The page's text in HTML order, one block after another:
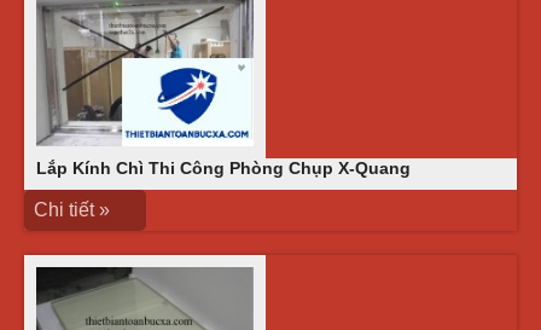
Lắp Kính Chì Thi Công Phòng Chụp X-Quang
Chi tiết »